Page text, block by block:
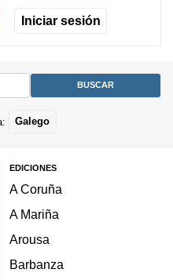
Iniciar sesión
Galego
EDICIONES
A Coruña
A Mariña
Arousa
Barbanza